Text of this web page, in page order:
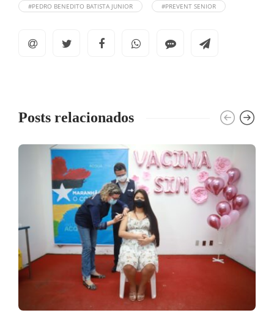
#PEDRO BENEDITO BATISTA JUNIOR #PREVENT SENIOR
Posts relacionados